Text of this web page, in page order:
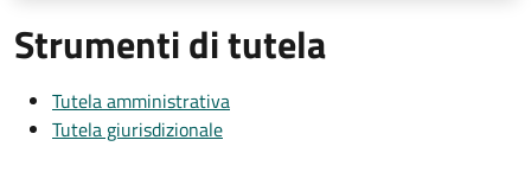
Strumenti di tutela
Tutela amministrativa
Tutela giurisdizionale